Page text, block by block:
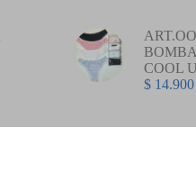
COOL
$14.900